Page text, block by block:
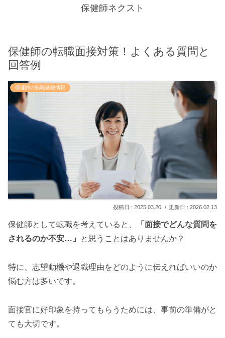
保健師ネクスト
保健師の転職面接対策！よくある質問と
回答例
保健師の転職基礎情報
2025.03.20 2026.02.13
保健師として転職を考えていると、
「面接でどんな質問を
されるのか不安…」
と思うことはありませんか？
特に、志望動機や退職理由をどのように伝えればいいのか
悩む方は多いです。
面接官に好印象を持ってもらうためには、事前の準備がと
ても大切です。